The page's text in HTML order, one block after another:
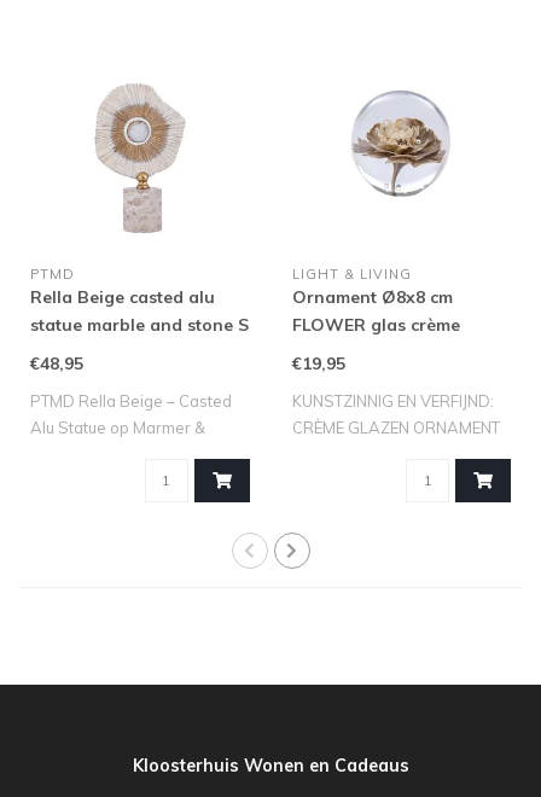
PTMD
Rella Beige casted alu
statue marble and stone S
€48,95
PTMD Rella Beige – Casted
Alu Statue op Marmer &
LIGHT & LIVING
Ornament Ø8x8 cm
FLOWER glas crème
€19,95
KUNSTZINNIG EN VERFIJND:
CRÈME GLAZEN ORNAMENT
Kloosterhuis Wonen en Cadeaus